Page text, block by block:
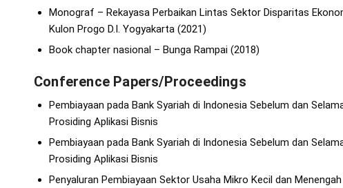
Monograf – Rekayasa Perbaikan Lintas Sektor Disparitas
Kulon Progo D.I. Yogyakarta (2021)
Book chapter nasional – Bunga Rampai (2018)
Conference Papers/Proceedings
Pembiayaan pada Bank Syariah di Indonesia Sebelum dan
Prosiding Aplikasi Bisnis
Pembiayaan pada Bank Syariah di Indonesia Sebelum dan
Prosiding Aplikasi Bisnis
Penyaluran Pembiayaan Sektor Usaha Mikro Kecil dan